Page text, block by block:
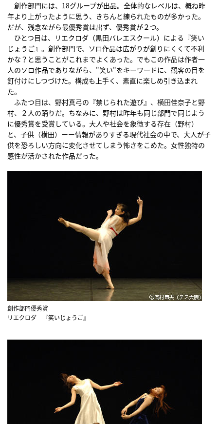
創作部門には、18グループが出品。全体的なレベルは、概ね昨
年より上がったように思う、きちんと練られたものが多かった。
だが、残念ながら最優秀賞は出ず、優秀賞が２つ。
ひとつ目は、リエクロダ（黒田バレエスクール）による『笑い
じょうご』。創作部門で、ソロ作品は広がりが創りにくくて不利
かな？と思うことがこれまでよくあった。でもこの作品は作者一
人のソロ作品でありながら、"笑い"をキーワードに、観客の目を
釘付けにしつづけた。構成も上手く、素直に楽しめ引き込まれ
た。
ふたつ目は、野村真弓の『禁じられた遊び』、横田佳奈子と野
村、２人の踊りだ。ちなみに、野村は昨年も同じ部門で同じよう
に優秀賞を受賞している。大人や社会を象徴する存在（野村）
と、子供（横田）ーー情報がありすぎる現代社会の中で、大人が子
供を恐ろしい方向に変化させてしまう怖さをこめた。女性独特の
感性が活かされた作品だった。
創作部門優秀賞
リエクロダ 『笑いじょうご』